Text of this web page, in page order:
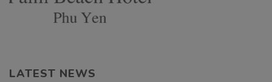
LATEST NEWS